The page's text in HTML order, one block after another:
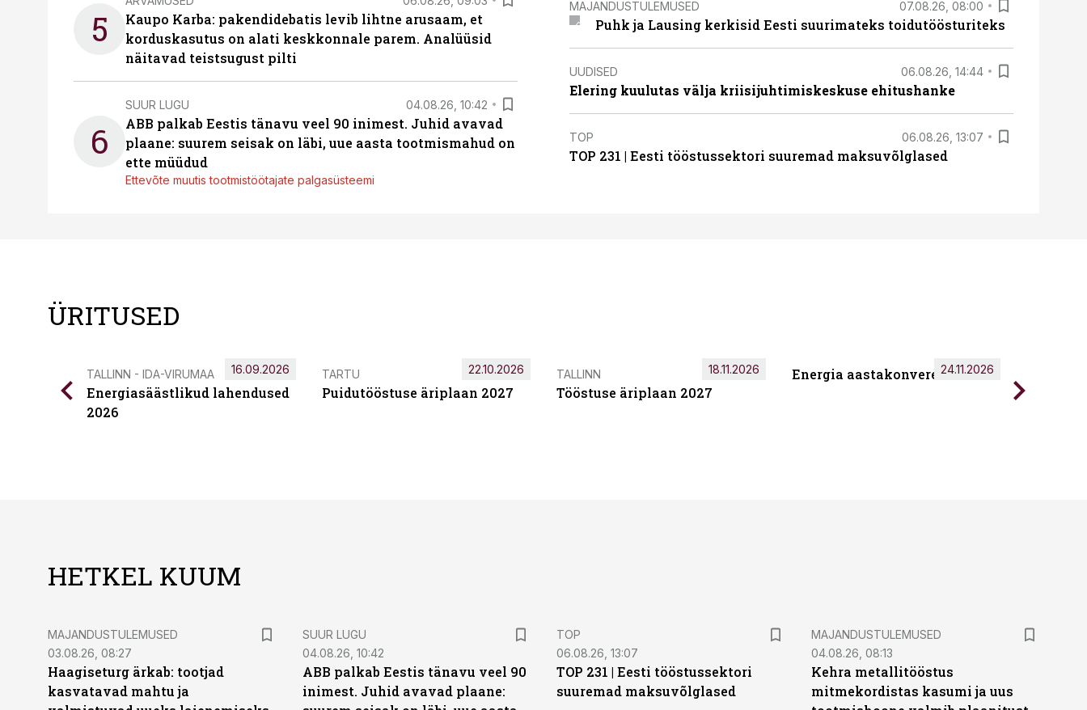
5
Kaupo Karba: pakendidebatis levib lihtne arusaam, et
korduskasutus on alati keskkonnale parem. Analüüsid
näitavad teistsugust pilti
6
SUUR LUGU 04.08.26, 10:42
ABB palkab Eestis tänavu veel 90 inimest. Juhid avavad
plaane: suurem seisak on läbi, uue aasta tootmismahud on
ette müüdud
Ettevõte muutis tootmistöötajate palgasüsteemi
MAJANDUSTULEMUSED 07.08.26, 08:00
Puhk ja Lausing kerkisid Eesti suurimateks toidutöösturiteks
UUDISED 06.08.26, 14:44
Elering kuulutas välja kriisijuhtimiskeskuse ehitushanke
TOP 06.08.26, 13:07
TOP 231 | Eesti tööstussektori suuremad maksuvõlglased
ÜRITUSED
TALLINN - IDA-VIRUMAA
Energiasäästlikud lahendused
2026
16.09.2026 TARTU
Puidutööstuse äriplaan 2027
22.10.2026 TALLINN
Tööstuse äriplaan 2027
18.11.2026 Energia aastakonverents 2026
24.11.2026
HETKEL KUUM
MAJANDUSTULEMUSED
03.08.26, 08:27
Haagiseturg ärkab: tootjad
kasvatavad mahtu ja
SUUR LUGU
04.08.26, 10:42
ABB palkab Eestis tänavu veel 90
inimest. Juhid avavad plaane:
TOP
06.08.26, 13:07
TOP 231 | Eesti tööstussektori
suuremad maksuvõlglased
MAJANDUSTULEMUSED
04.08.26, 08:13
Kehra metallitööstus
mitmekordistas kasumi ja uus